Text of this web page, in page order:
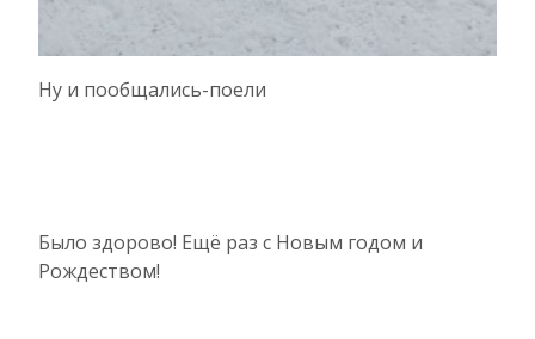
Ну и пообщались-поели
Было здорово! Ещё раз с Новым годом и
Рождеством!